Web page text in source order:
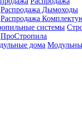
Распродажа Дымоходы
Распродажа
ПроСтропила